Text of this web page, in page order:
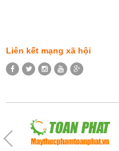
Liên kết mạng xã hội